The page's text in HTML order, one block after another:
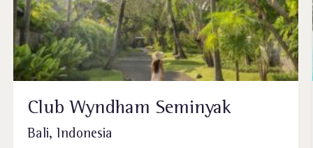
Club Wyndham Seminyak
Bali, Indonesia